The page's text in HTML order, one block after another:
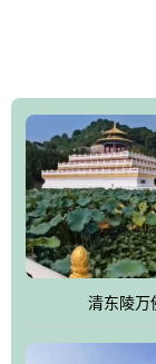
拥有4A级旅游区头
万佛园位于遵化市
形绝佳，地理位置
园、打造佛教精品
的墓地安葬、祭祀
郁绚丽、优雅宜人
园手法相结合的默
美、民族风格突出
式园林。
万佛园工程一期占
用全仿古式建筑，
清东陵万